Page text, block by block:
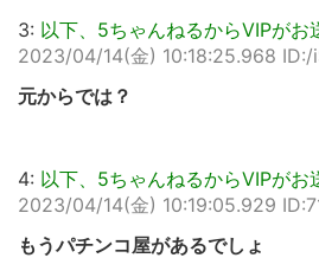
3: 以下、5ちゃんねるからVIPがお
2023/04/14(金) 10:18:25.968 ID:/
元からでは？
4: 以下、5ちゃんねるからVIPがお
2023/04/14(金) 10:19:05.929
もうパチンコ屋があるでしょ